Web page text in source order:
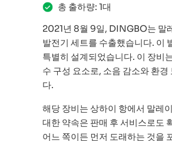
총 출하량: 1대
2021년 8월 9일, DINGBO는 말
발전기 세트를 수출했습니다. 이
특별히 설계되었습니다. 이 장비
수 구성 요소로, 소음 감소와 환
다.
해당 장비는 상하이 항에서 말레
대한 약속은 판매 후 서비스로도
어느 쪽이든 먼저 도래하는 것을